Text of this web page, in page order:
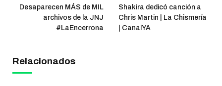
Desaparecen MÁS de MIL
archivos de la JNJ
#LaEncerrona
Shakira dedicó canción a
Chris Martin | La Chismería
| CanalYA
Relacionados